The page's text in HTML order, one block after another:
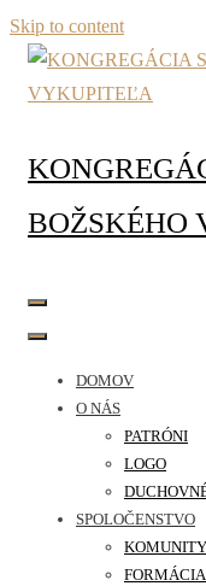
Skip to content
BOŽSKÉHO
DOMOV
O NÁS
PATRÓNI
LOGO
SPOLOČENSTVO
KOMUNITY
FORMÁCIA